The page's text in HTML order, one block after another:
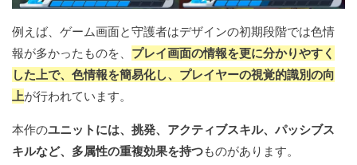
例えば、ゲーム画面と守護者はデザインの初期段階では色情
報が多かったものを、 プレイ画面の情報を更に分かりやすく
した上で、色情報を簡易化し、プレイヤーの視覚的識別の向
上が行われています。
本作のユニットには、挑発、アクティブスキル、パッシブス
キルなど、多属性の重複効果を持つものがあります。